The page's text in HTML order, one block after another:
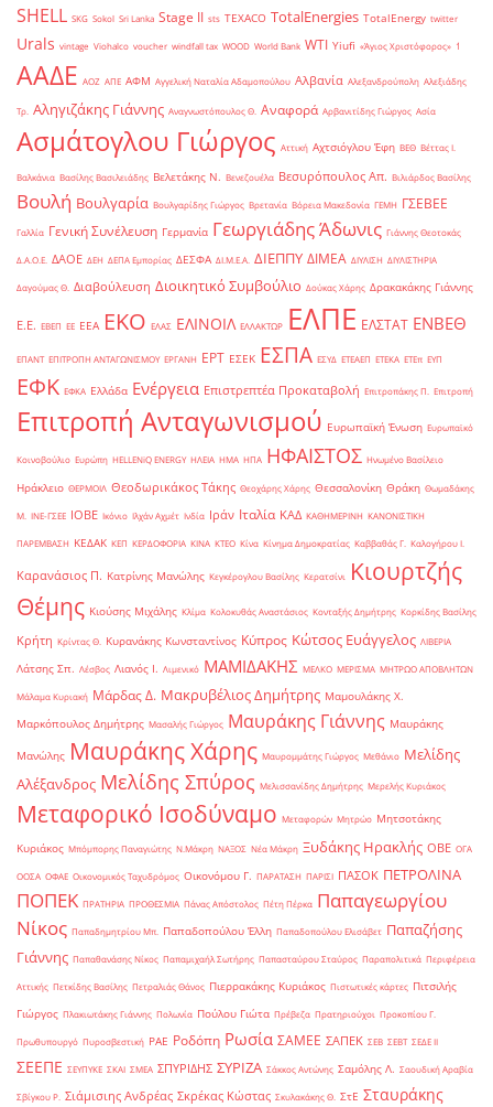
SHELL SKG Sokol Sri Lanka Stage II sts TEXACO TotalEnergies TotalEnergy twitter
Urals vintage Viohalco voucher windfall tax WOOD World Bank WTI Yiufi «Άγιος Χριστόφορος» ΄1
ΑΑΔΕ ΑΟΖ ΑΠΕ ΑΦΜ Αγγελική Ναταλία Αδαμοπούλου Αλβανία Αλεξανδρούπολη Αλεξιάδης
Τρ. Αληγιζάκης Γιάννης Αναγνωστόπουλος Θ. Αναφορά Αρβανιτίδης Γιώργος Ασία
Ασμάτογλου Γιώργος Αττική Αχτσιόγλου Έφη ΒΕΘ Βέττας Ι.
Βαλκάνια Βασίλης Βασιλειάδης Βελετάκης Ν. Βενεζουέλα Βεσυρόπουλος Απ. Βιλιάρδος Βασίλης
Βουλή Βουλγαρία Βουλγαρίδης Γιώργος Βρετανία Βόρεια Μακεδονία ΓΕΜΗ ΓΣΕΒΕΕ
Γαλλία Γενική Συνέλευση Γερμανία Γεωργιάδης Άδωνις Γιάννης Θεοτοκάς
Δ.Α.Ο.Ε. ΔΑΟΕ ΔΕΗ ΔΕΠΑ Εμπορίας ΔΕΣΦΑ ΔΙ.Μ.Ε.Α. ΔΙΕΠΠΥ ΔΙΜΕΑ ΔΙΥΛΙΣΗ ΔΙΥΛΙΣΤΗΡΙΑ
Δαγούμας Θ. Διαβούλευση Διοικητικό Συμβούλιο Δούκας Χάρης Δρακακάκης Γιάννης
Ε.Ε. ΕΒΕΠ ΕΕ ΕΕΑ ΕΚΟ ΕΛΑΣ ΕΛΙΝΟΙΛ ΕΛΛΑΚΤΩΡ ΕΛΠΕ ΕΛΣΤΑΤ ΕΝΒΕΘ
ΕΠΑΝΤ ΕΠΙΤΡΟΠΗ ΑΝΤΑΓΩΝΙΣΜΟΥ ΕΡΓΑΝΗ ΕΡΤ ΕΣΕΚ ΕΣΠΑ ΕΣΥΔ ΕΤΕΑΕΠ ΕΤΕΚΑ ΕΤΕπ ΕΥΠ
ΕΦΚ ΕΦΚΑ Ελλάδα Ενέργεια Επιστρεπτέα Προκαταβολή Επιτροπάκης Π. Επιτροπή
Επιτροπή Ανταγωνισμού Ευρωπαϊκή Ένωση Ευρωπαϊκό
Κοινοβούλιο Ευρώπη ΗELLENiQ ENERGY ΗΛΕΙΑ ΗΜΑ ΗΠΑ ΗΦΑΙΣΤΟΣ Ηνωμένο Βασίλειο
Ηράκλειο ΘΕΡΜΟΙΛ Θεοδωρικάκος Τάκης Θεοχάρης Χάρης Θεσσαλονίκη Θράκη Θωμαδάκης
Μ. ΙΝΕ-ΓΣΕΕ ΙΟΒΕ Ικόνιο Ιλχάν Αχμέτ Ινδία Ιράν Ιταλία ΚΑΔ ΚΑΘΗΜΕΡΙΝΗ ΚΑΝΟΝΙΣΤΙΚΗ
ΠΑΡΕΜΒΑΣΗ ΚΕΔΑΚ ΚΕΠ ΚΕΡΔΟΦΟΡΙΑ ΚΙΝΑ ΚΤΕΟ Κίνα Κίνημα Δημοκρατίας Καββαθάς Γ. Καλογήρου Ι.
Καρανάσιος Π. Κατρίνης Μανώλης Κεγκέρογλου Βασίλης Κερατσίνι
Κιουρτζής
Θέμης Κιούσης Μιχάλης Κλίμα Κολοκυθάς Αναστάσιος Κονταξής Δημήτρης Κορκίδης Βασίλης
Κρήτη Κρίντας Θ. Κυρανάκης Κωνσταντίνος Κύπρος Κώτσος Ευάγγελος ΛΙΒΕΡΙΑ
Λάτσης Σπ. Λέσβος Λιανός Ι. Λιμενικό ΜΑΜΙΔΑΚΗΣ ΜΕΛΚΟ ΜΕΡΙΣΜΑ ΜΗΤΡΩΟ ΑΠΟΒΛΗΤΩΝ
Μάλαμα Κυριακή Μάρδας Δ. Μακρυβέλιος Δημήτρης Μαμουλάκης Χ.
Μαρκόπουλος Δημήτρης Μασαλής Γιώργος Μαυράκης Γιάννης Μαυράκης
Μανώλης Μαυράκης Χάρης Μαυρομμάτης Γιώργος Μεθάνιο Μελίδης
Αλέξανδρος Μελίδης Σπύρος Μελισσανίδης Δημήτρης Μερελής Κυριάκος
Μεταφορικό Ισοδύναμο Μεταφορών Μητρώο Μητσοτάκης
Κυριάκος Μπόμπορης Παναγιώτης Ν.Μάκρη ΝΑΞΟΣ Νέα Μάκρη Ξυδάκης Ηρακλής ΟΒΕ ΟΓΑ
ΟΟΣΑ ΟΦΑΕ Οικονομικός Ταχυδρόμος Οικονόμου Γ. ΠΑΡΑΤΑΣΗ ΠΑΡΙΣΙ ΠΑΣΟΚ ΠΕΤΡΟΛΙΝΑ
ΠΟΠΕΚ ΠΡΑΤΗΡΙΑ ΠΡΟΘΕΣΜΙΑ Πάνας Απόστολος Πέτη Πέρκα Παπαγεωργίου
Νίκος Παπαδημητρίου Μπ. Παπαδοπούλου Έλλη Παπαδοπούλου Ελισάβετ Παπαζήσης
Γιάννης Παπαθανάσης Νίκος Παπαμιχαήλ Σωτήρης Παπασταύρου Σταύρος Παραπολιτικά Περιφέρεια
Αττικής Πετκίδης Βασίλης Πετραλιάς Θάνος Πιερρακάκης Κυριάκος Πιστωτικές κάρτες Πιτσιλής
Γιώργος Πλακιωτάκης Γιάννης Πολωνία Πούλου Γιώτα Πρέβεζα Πρατηριούχοι Προκοπίου Γ.
Πρωθυπουργό Πυροσβεστική ΡΑΕ Ροδόπη Ρωσία ΣΑΜΕΕ ΣΑΠΕΚ ΣΕΒ ΣΕΒΤ ΣΕΔΕ ΙΙ
ΣΕΕΠΕ ΣΕΥΠΥΚΕ ΣΚΑΙ ΣΜΕΑ ΣΠΥΡΙΔΗΣ ΣΥΡΙΖΑ Σάκκος Αντώνης Σαμόλης Λ. Σαουδική Αραβία
Σβίγκου Ρ. Σιάμισιης Ανδρέας Σκρέκας Κώστας Σκυλακάκης Θ. ΣτΕ Σταυράκης